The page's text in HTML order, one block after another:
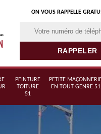
ON VOUS RAPPELLE
PEINTURE
TOITURE
51
PETITE
EN TOUT GENRE 51